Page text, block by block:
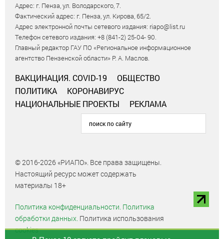
Адрес: г. Пенза, ул. Володарского, 7.
Фактический адрес: г. Пенза, ул. Кирова, 65/2.
Адрес электронной почты сетевого издания: riapo@list.ru
Телефон сетевого издания: +8 (841-2) 25-04- 90.
Главный редактор ГАУ ПО «Региональное информационное
агентство Пензенской области» Р. А. Маслов.
ВАКЦИНАЦИЯ. COVID-19
ОБЩЕСТВО
ПОЛИТИКА
КОРОНАВИРУС
НАЦИОНАЛЬНЫЕ ПРОЕКТЫ
РЕКЛАМА
© 2016-2026 «РИАПО». Все права защищены.
Настоящий ресурс может содержать
материалы 18+
Политика конфиденциальности. Политика
обработки данных. Политика использования
cookies